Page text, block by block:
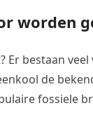
worden
bestaan
de
fossiele